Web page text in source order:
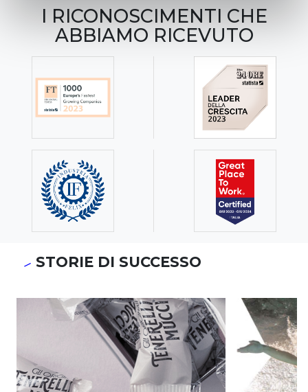
I RICONOSCIMENTI CHE
ABBIAMO RICEVUTO
STORIE DI SUCCESSO